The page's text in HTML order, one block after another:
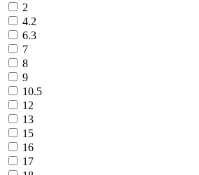
2
4.2
6.3
7
8
9
10.5
12
13
15
16
17